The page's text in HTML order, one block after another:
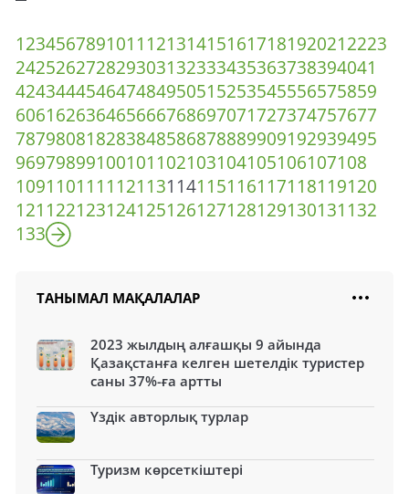
1234567891011 121314151617181920212223
242526272829303132333435363738394041
424344454647484950515253545556575859
606162636465666768697071727374757677
787980818283848586878889909192939495
96979899100101 102103104105106107108
109110111 112113114115116117118119120
121 122123124125126127128129130131 132
133
ТАНЫМАЛ МАҚАЛАЛАР
2023 жылдың алғашқы 9 айында
Қазақстанға келген шетелдік туристер
саны 37%-ға артты
Үздік авторлық турлар
Туризм көрсеткіштері